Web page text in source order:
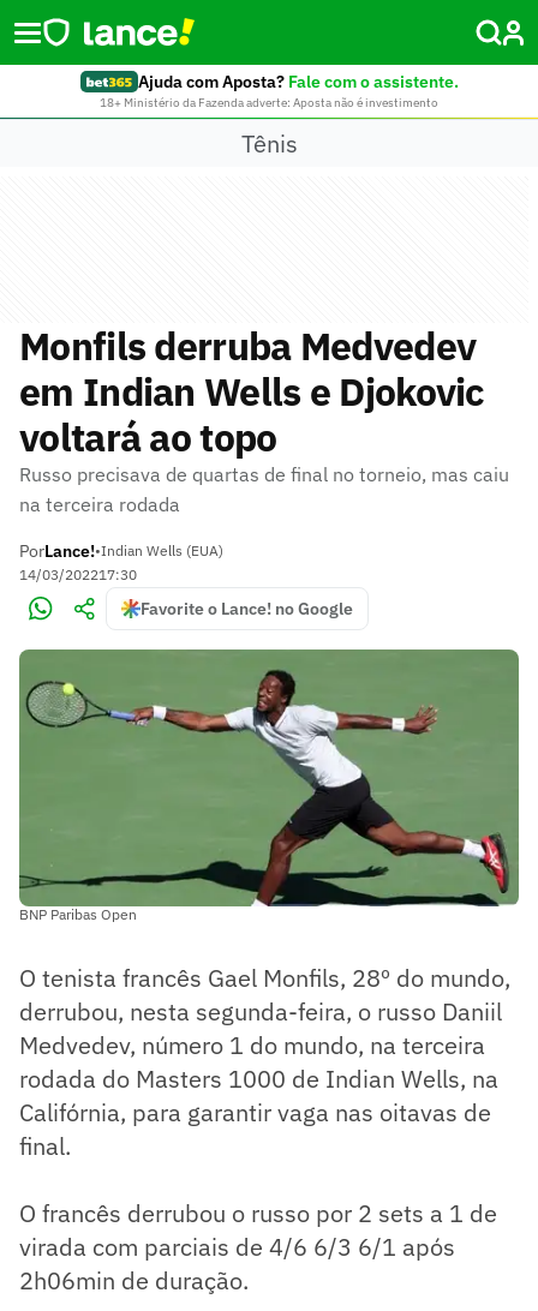
Ajuda com Aposta? Fale com o assistente.
18+ Ministério da Fazenda adverte: Aposta não é investimento
Tênis
Monfils derruba Medvedev
em Indian Wells e Djokovic
voltará ao topo
Russo precisava de quartas de final no torneio, mas caiu
na terceira rodada
PorLance!•Indian Wells (EUA)
14/03/202217:30
Favorite o Lance! no Google
BNP Paribas Open
O tenista francês Gael Monfils, 28º do mundo,
derrubou, nesta segunda-feira, o russo Daniil
Medvedev, número 1 do mundo, na terceira
rodada do Masters 1000 de Indian Wells, na
Califórnia, para garantir vaga nas oitavas de
final.
O francês derrubou o russo por 2 sets a 1 de
virada com parciais de 4/6 6/3 6/1 após
2h06min de duração.